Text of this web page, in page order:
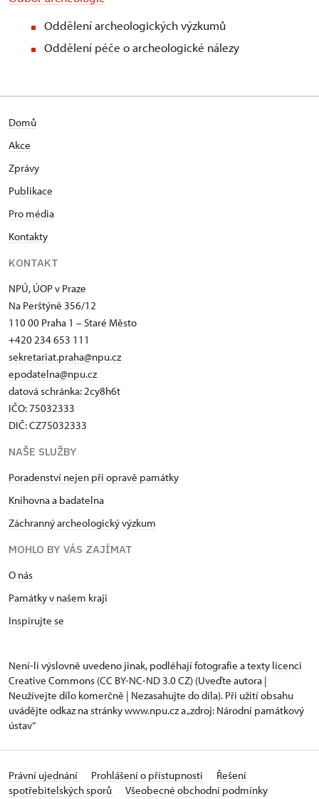
Oddělení archeologických výzkumů
Oddělení péče o archeologické nálezy
Domů
Akce
Zprávy
Publikace
Pro média
Kontakty
KONTAKT
NPÚ, ÚOP v Praze
Na Perštýně 356/12
110 00 Praha 1 – Staré Město
+420 234 653 111
sekretariat.praha@npu.cz
epodatelna@npu.cz
datová schránka: 2cy8h6t​
IČO: 75032333
DIČ: CZ75032333
NAŠE SLUŽBY
Poradenství nejen při opravě památky
Knihovna a badatelna
Záchranný archeologický výzkum
MOHLO BY VÁS ZAJÍMAT
O nás
Památky v našem kraji
Inspirujte se
Není-li výslovně uvedeno jinak, podléhají fotografie a texty licenci
Creative Commons (CC BY-NC-ND 3.0 CZ) (Uveďte autora |
Neužívejte dílo komerčně | Nezasahujte do díla). Při užití obsahu
uvádějte odkaz na stránky www.npu.cz a „zdroj: Národní památkový
ústav“
Právní ujednání Prohlášení o přístupnosti
Řešení
spotřebitelských sporů
Všeobecné obchodní podmínky